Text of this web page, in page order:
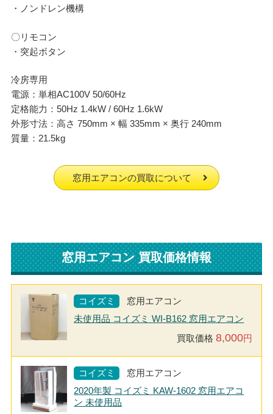
・ノンドレン機構
〇リモコン
・突起ボタン
冷房専用
電源：単相AC100V 50/60Hz
定格能力：50Hz 1.4kW / 60Hz 1.6kW
外形寸法：高さ 750mm × 幅 335mm × 奥行 240mm
質量：21.5kg
窓用エアコンの買取について
窓用エアコン 買取価格情報
コイズミ
窓用エアコン
未使用品 コイズミ WI-B162 窓用エアコン
買取価格8,000円
コイズミ
窓用エアコン
2020年製 コイズミ KAW-1602 窓用エアコ
ン 未使用品